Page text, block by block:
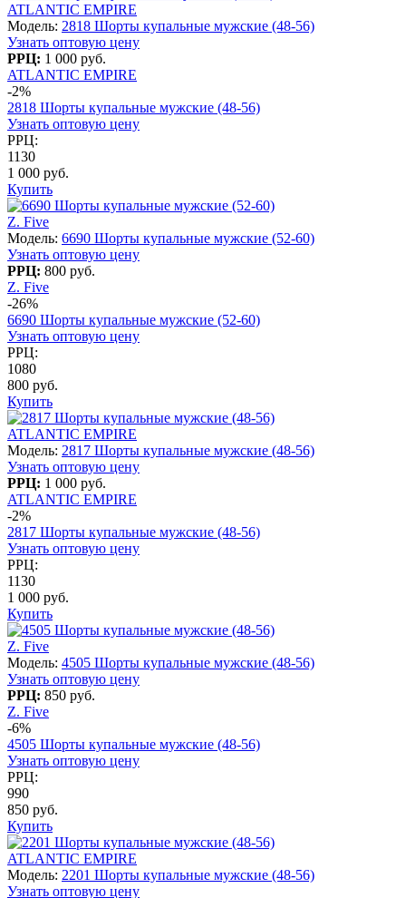
ATLANTIC EMPIRE
Модель: 2818 Шорты купальные мужские (48-56)
Узнать оптовую цену
РРЦ: 1 000 руб.
ATLANTIC EMPIRE
-2%
2818 Шорты купальные мужские (48-56)
Узнать оптовую цену
РРЦ:
1130
1 000 руб.
Купить
Z. Five
Модель: 6690 Шорты купальные мужские (52-60)
Узнать оптовую цену
РРЦ: 800 руб.
Z. Five
-26%
6690 Шорты купальные мужские (52-60)
Узнать оптовую цену
РРЦ:
1080
800 руб.
Купить
ATLANTIC EMPIRE
Модель: 2817 Шорты купальные мужские (48-56)
Узнать оптовую цену
РРЦ: 1 000 руб.
ATLANTIC EMPIRE
-2%
2817 Шорты купальные мужские (48-56)
Узнать оптовую цену
РРЦ:
1130
1 000 руб.
Купить
Z. Five
Модель: 4505 Шорты купальные мужские (48-56)
Узнать оптовую цену
РРЦ: 850 руб.
Z. Five
-6%
4505 Шорты купальные мужские (48-56)
Узнать оптовую цену
РРЦ:
990
850 руб.
Купить
ATLANTIC EMPIRE
Модель: 2201 Шорты купальные мужские (48-56)
Узнать оптовую цену